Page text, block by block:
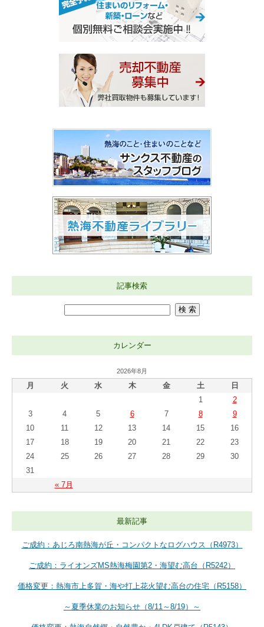
記事検索
カレンダー
2026年8月
月 火 水 木 金 土 日
« 7月
1
2
3
4 5 6 7 8
9
10
11 12 13 14 15
16
17
18 19 20 21 22
23
24
25 26 27 28 29
30
31
最新記事
ご成約：あじろ南熱海が丘・コンパクトなログハウス（R4973）
ご成約：ライオンズMS熱海梅園第2・海望む高台（R5242）
価格変更：熱海市上多賀・海や打上花火望む高台の住宅（R5158）
～夏季休業のお知らせ（8/11～8/19）～